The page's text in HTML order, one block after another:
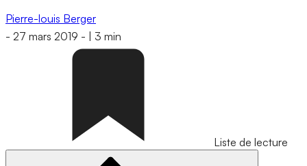
Pierre-louis Berger
- 27 mars 2019 - 3 min
Liste de lecture